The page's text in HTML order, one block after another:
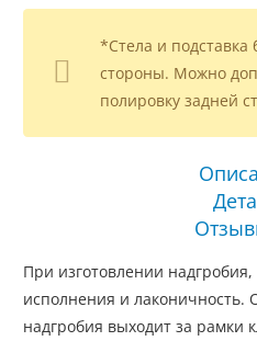
*Стела и подставка
стороны. Можно
полировку задней
При изготовлении
исполнения и лаконичность.
надгробия выходит за рамки